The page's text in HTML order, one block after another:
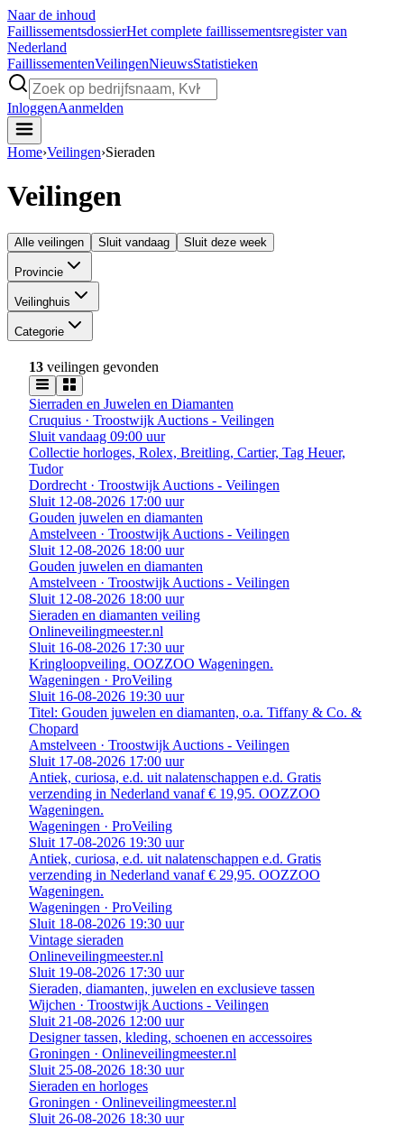
Naar de inhoud
FaillissementsdossierHet complete faillissementsregister van
Nederland
FaillissementenVeilingenNieuwsStatistieken
InloggenAanmelden
Home›Veilingen›Sieraden
Veilingen
Alle veilingen Sluit vandaag Sluit deze week
Provincie
Veilinghuis
Categorie
13 veilingen gevonden
Sierraden en Juwelen en Diamanten
Cruquius · Troostwijk Auctions - Veilingen
Sluit vandaag 09:00 uur
Collectie horloges, Rolex, Breitling, Cartier, Tag Heuer,
Tudor
Dordrecht · Troostwijk Auctions - Veilingen
Sluit 12-08-2026 17:00 uur
Gouden juwelen en diamanten
Amstelveen · Troostwijk Auctions - Veilingen
Sluit 12-08-2026 18:00 uur
Gouden juwelen en diamanten
Amstelveen · Troostwijk Auctions - Veilingen
Sluit 12-08-2026 18:00 uur
Sieraden en diamanten veiling
Onlineveilingmeester.nl
Sluit 16-08-2026 17:30 uur
Kringloopveiling. OOZZOO Wageningen.
Wageningen · ProVeiling
Sluit 16-08-2026 19:30 uur
Titel: Gouden juwelen en diamanten, o.a. Tiffany & Co. &
Chopard
Amstelveen · Troostwijk Auctions - Veilingen
Sluit 17-08-2026 17:00 uur
Antiek, curiosa, e.d. uit nalatenschappen e.d. Gratis
verzending in Nederland vanaf € 19,95. OOZZOO
Wageningen.
Wageningen · ProVeiling
Sluit 17-08-2026 19:30 uur
Antiek, curiosa, e.d. uit nalatenschappen e.d. Gratis
verzending in Nederland vanaf € 29,95. OOZZOO
Wageningen.
Wageningen · ProVeiling
Sluit 18-08-2026 19:30 uur
Vintage sieraden
Onlineveilingmeester.nl
Sluit 19-08-2026 17:30 uur
Sieraden, diamanten, juwelen en exclusieve tassen
Wijchen · Troostwijk Auctions - Veilingen
Sluit 21-08-2026 12:00 uur
Designer tassen, kleding, schoenen en accessoires
Groningen · Onlineveilingmeester.nl
Sluit 25-08-2026 18:30 uur
Sieraden en horloges
Groningen · Onlineveilingmeester.nl
Sluit 26-08-2026 18:30 uur